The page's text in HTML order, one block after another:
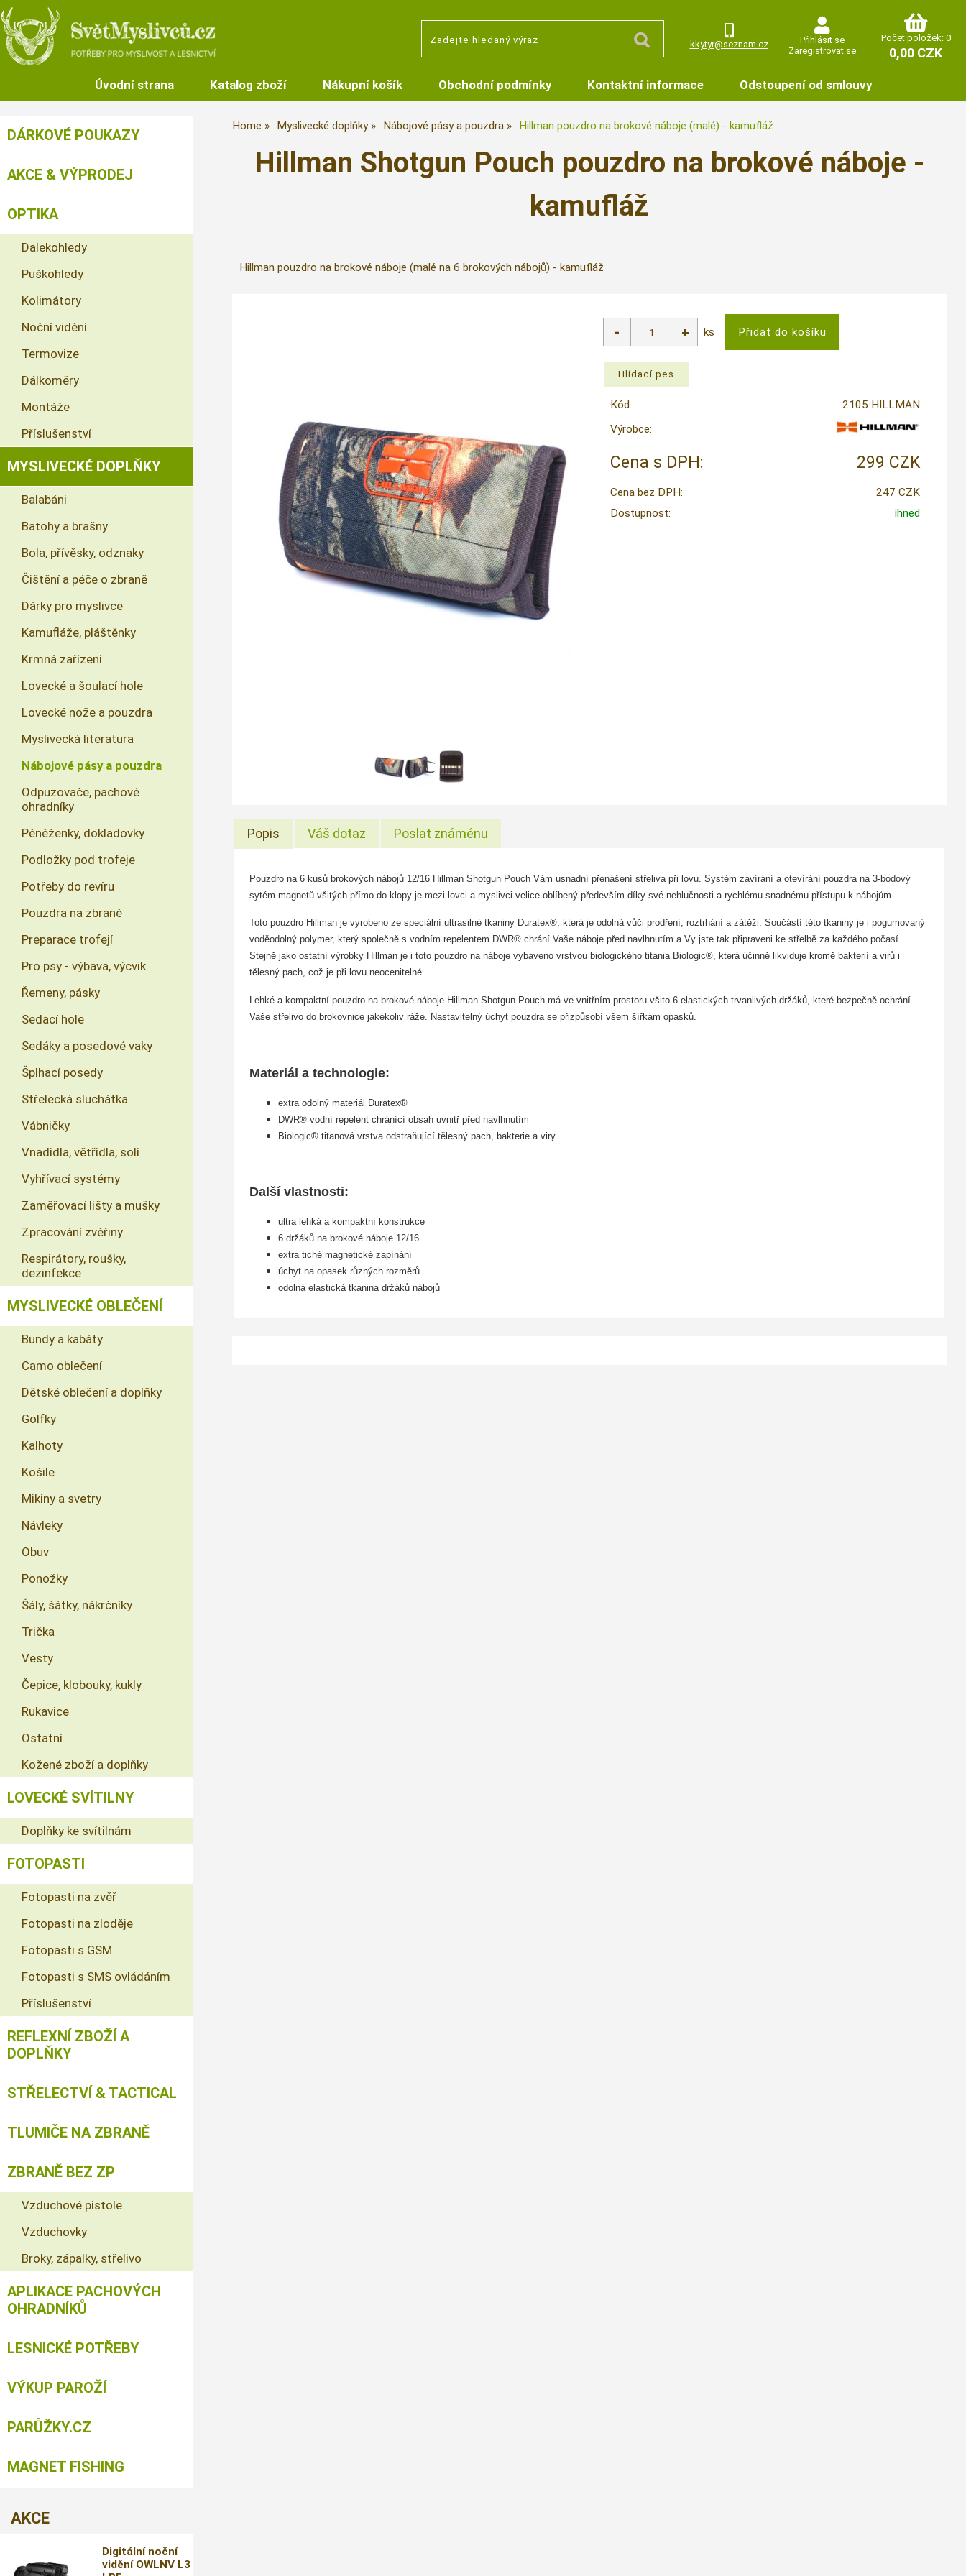
kkytyr@seznam.cz
Přihlásit se
Zaregistrovat se
Počet položek: 0
0,00 CZK
Úvodní strana Katalog zboží Nákupní košík Obchodní podmínky Kontaktní informace Odstoupení od smlouvy
Home Myslivecké doplňky Nábojové pásy a pouzdra Hillman pouzdro na brokové náboje (malé) - kamufláž
Hillman Shotgun Pouch pouzdro na brokové náboje -
kamufláž
Hillman pouzdro na brokové náboje (malé na 6 brokových nábojů) - kamufláž
ks
Kód:
2105 HILLMAN
Výrobce:
Cena s DPH: 299 CZK
Cena bez DPH:
247 CZK
Dostupnost:
ihned
Popis Váš dotaz Poslat známénu
Pouzdro na 6 kusů brokových nábojů 12/16 Hillman Shotgun Pouch Vám usnadní přenášení střeliva při lovu. Systém zavírání a otevírání pouzdra na 3-bodový
sytém magnetů všitých přímo do klopy je mezi lovci a myslivci velice oblíbený především díky své nehlučnosti a rychlému snadnému přístupu k nábojům.
Toto pouzdro Hillman je vyrobeno ze speciální ultrasilné tkaniny Duratex®, která je odolná vůči prodření, roztrhání a zátěži. Součástí této tkaniny je i pogumovaný
voděodolný polymer, který společně s vodním repelentem DWR® chrání Vaše náboje před navlhnutím a Vy jste tak připraveni ke střelbě za každého počasí.
Stejně jako ostatní výrobky Hillman je i toto pouzdro na náboje vybaveno vrstvou biologického titania Biologic®, která účinně likviduje kromě bakterií a virů i
tělesný pach, což je při lovu neocenitelné.
Lehké a kompaktní pouzdro na brokové náboje Hillman Shotgun Pouch má ve vnitřním prostoru všito 6 elastických trvanlivých držáků, které bezpečně ochrání
Vaše střelivo do brokovnice jakékoliv ráže. Nastavitelný úchyt pouzdra se přizpůsobí všem šířkám opasků.
Materiál a technologie:
extra odolný materiál Duratex®
DWR® vodní repelent chránící obsah uvnitř před navlhnutím
Biologic® titanová vrstva odstraňující tělesný pach, bakterie a viry
Další vlastnosti:
ultra lehká a kompaktní konstrukce
6 držáků na brokové náboje 12/16
extra tiché magnetické zapínání
úchyt na opasek různých rozměrů
odolná elastická tkanina držáků nábojů
DÁRKOVÉ POUKAZY
AKCE & VÝPRODEJ
OPTIKA
Dalekohledy
Puškohledy
Kolimátory
Noční vidění
Termovize
Dálkoměry
Montáže
Příslušenství
MYSLIVECKÉ DOPLŇKY
Balabáni
Batohy a brašny
Bola, přívěsky, odznaky
Čištění a péče o zbraně
Dárky pro myslivce
Kamufláže, pláštěnky
Krmná zařízení
Lovecké a šoulací hole
Lovecké nože a pouzdra
Myslivecká literatura
Nábojové pásy a pouzdra
Odpuzovače, pachové
ohradníky
Pěněženky, dokladovky
Podložky pod trofeje
Potřeby do revíru
Pouzdra na zbraně
Preparace trofejí
Pro psy - výbava, výcvik
Řemeny, pásky
Sedací hole
Sedáky a posedové vaky
Šplhací posedy
Střelecká sluchátka
Vábničky
Vnadidla, větřidla, soli
Vyhřívací systémy
Zaměřovací lišty a mušky
Zpracování zvěřiny
Respirátory, roušky,
dezinfekce
MYSLIVECKÉ OBLEČENÍ
Bundy a kabáty
Camo oblečení
Dětské oblečení a doplňky
Golfky
Kalhoty
Košile
Mikiny a svetry
Návleky
Obuv
Ponožky
Šály, šátky, nákrčníky
Trička
Vesty
Čepice, klobouky, kukly
Rukavice
Ostatní
Kožené zboží a doplňky
LOVECKÉ SVÍTILNY
Doplňky ke svítilnám
FOTOPASTI
Fotopasti na zvěř
Fotopasti na zloděje
Fotopasti s GSM
Fotopasti s SMS ovládáním
Příslušenství
REFLEXNÍ ZBOŽÍ A
DOPLŇKY
STŘELECTVÍ & TACTICAL
TLUMIČE NA ZBRANĚ
ZBRANĚ BEZ ZP
Vzduchové pistole
Vzduchovky
Broky, zápalky, střelivo
APLIKACE PACHOVÝCH
OHRADNÍKŮ
LESNICKÉ POTŘEBY
VÝKUP PAROŽÍ
PARŮŽKY.CZ
MAGNET FISHING
AKCE
Digitální noční
vidění OWLNV L3